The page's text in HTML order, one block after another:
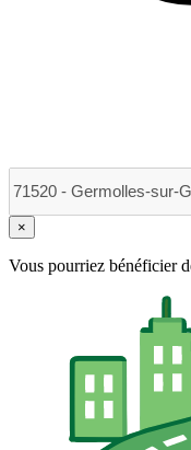
×
Vous pourriez bénéficier